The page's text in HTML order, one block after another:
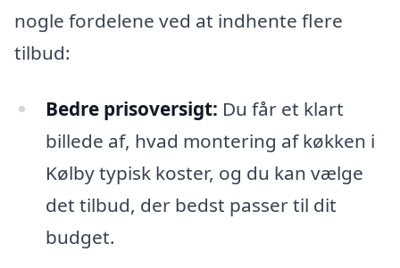
nogle fordelene ved at indhente flere
tilbud:
Bedre prisoversigt: Du får et klart
billede af, hvad montering af køkken i
Kølby typisk koster, og du kan vælge
det tilbud, der bedst passer til dit
budget.